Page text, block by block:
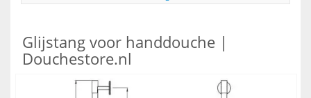
Glijstang voor handdouche |
Douchestore.nl